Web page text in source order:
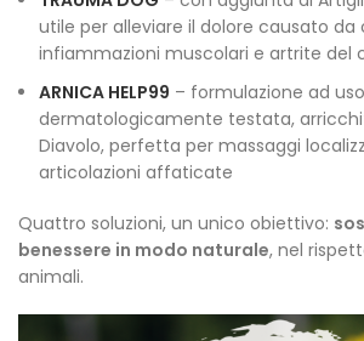
utile per alleviare il dolore causato da
infiammazioni muscolari e artrite del
ARNICA HELP99 – formulazione ad
dermatologicamente testata,
Diavolo, perfetta per massaggi
articolazioni affaticate
Quattro soluzioni, un unico obiettivo:
benessere in modo naturale, nel
animali.